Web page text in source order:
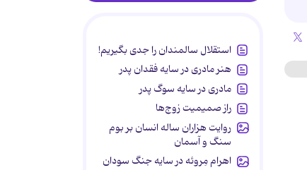
استقلال سالمندان را جدی بگیریم!
هنر مادری در سایه‌ فقدان پدر
مادری در سایه سوگ پدر
راز صمیمیت زوج‌ها
روایت هزاران ساله انسان بر بوم
سنگ و آسمان
اهرام مِروئه در سایه جنگ سودان